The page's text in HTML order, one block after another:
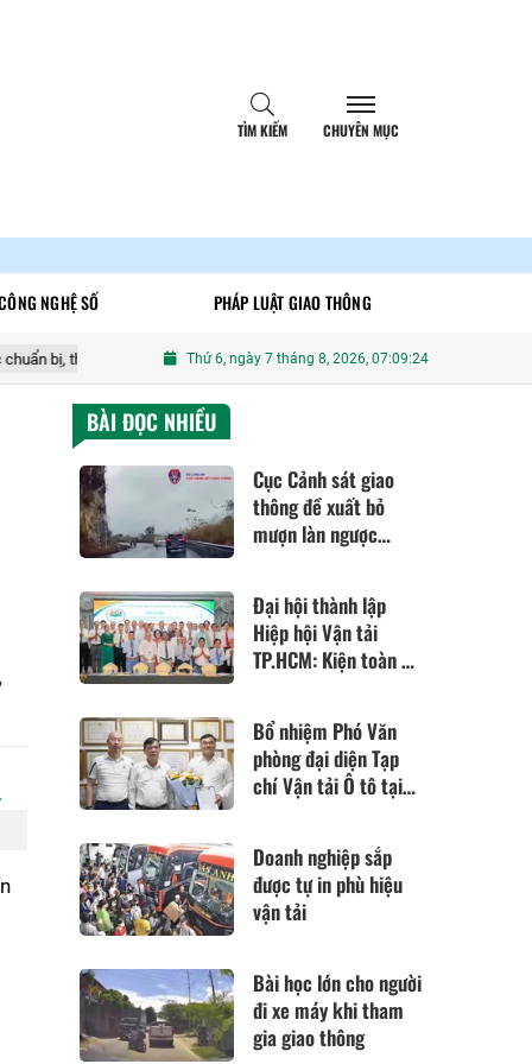
TÌM KIẾM CHUYÊN MỤC
NGHỆ SỐ PHÁP LUẬT GIAO THÔNG
5 dự án cao tốc Quảng Ngãi - Nha Trang từ ngày 14/8
Thứ 6, ngày 7 tháng 8, 2026, 07:09:25
BÀI ĐỌC NHIỀU
Cục Cảnh sát giao
thông đề xuất bỏ
mượn làn ngược
Đại hội thành lập
Hiệp hội Vận tải
TP.HCM: Kiện toàn bộ
hiệp hội
Bổ nhiệm Phó Văn
phòng đại diện Tạp
chí Vận tải Ô tô tại
Doanh nghiệp sắp
được tự in phù hiệu
vận tải
Bài học lớn cho người
đi xe máy khi tham
gia giao thông